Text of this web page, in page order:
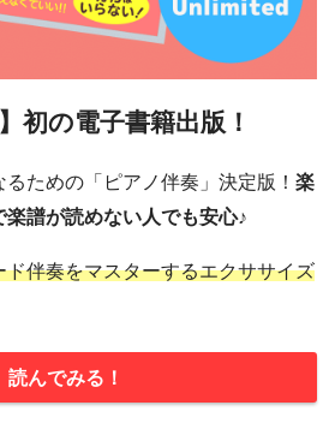
初の電子書籍出版！
ための「ピアノ伴奏」決定版！ 楽
譜が読めない人でも安心♪
伴奏をマスターするエクササイズ
読んでみる！